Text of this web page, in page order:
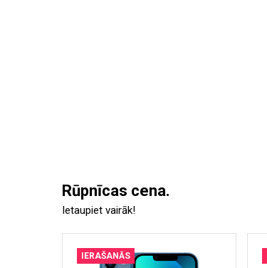
Rūpnīcas cena.
Ietaupiet vairāk!
IERAŠANĀS